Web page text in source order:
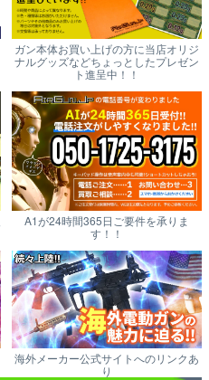
ガン本体お買い上げの方に当店オリジ
ナルグッズなどちょっとしたプレゼン
ト進呈中！！
A1が24時間365日ご要件を承りま
す！！
海外メーカー公式サイトへのリンクあ
り